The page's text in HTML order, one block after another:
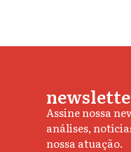
Assine nossa
análises,
nossa atuação.